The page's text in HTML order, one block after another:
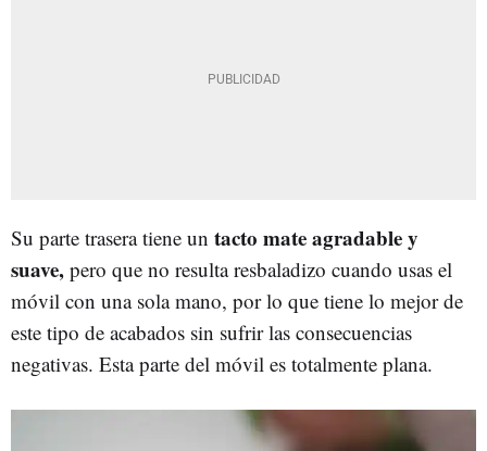
Su parte trasera tiene un tacto mate agradable y
suave, pero que no resulta resbaladizo cuando usas el
móvil con una sola mano, por lo que tiene lo mejor de
este tipo de acabados sin sufrir las consecuencias
negativas. Esta parte del móvil es totalmente plana.